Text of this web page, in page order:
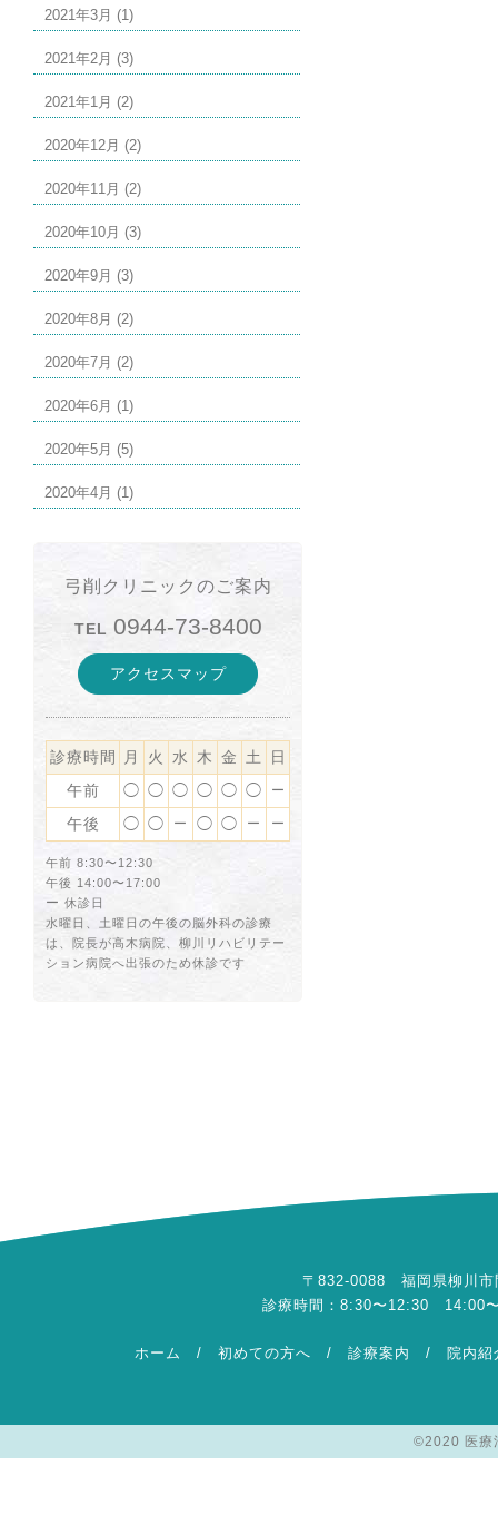
2021年3月 (1)
2021年2月 (3)
2021年1月 (2)
2020年12月 (2)
2020年11月 (2)
2020年10月 (3)
2020年9月 (3)
2020年8月 (2)
2020年7月 (2)
2020年6月 (1)
2020年5月 (5)
2020年4月 (1)
弓削クリニックのご案内
TEL 0944-73-8400
アクセスマップ
診療時間 月 火 水 木 金 土
日
午前
◯ ◯ ◯ ◯ ◯ ◯ ー
午後 ◯ ◯ ー ◯ ◯ ー ー
午前 8:30〜12:30
午後 14:00〜17:00
ー 休診日
水曜日、土曜日の午後の脳外科の診療
は、院長が高木病院、柳川リハビリテー
ション病院へ出張のため休診です
〒832-0088 福岡県柳川
診療時間：8:30〜12:30 14:00
ホーム / 初めての方へ / 診療案内 / 院内紹
©2020 医療